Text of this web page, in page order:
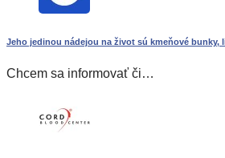
Jeho jedinou nádejou na život sú kmeňové bunky,
Chcem sa informovať či…